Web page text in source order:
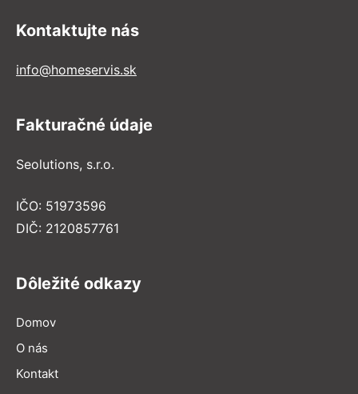
Kontaktujte nás
info@homeservis.sk
Fakturačné údaje
Seolutions, s.r.o.
IČO: 51973596
DIČ: 2120857761
Dôležité odkazy
Domov
O nás
Kontakt